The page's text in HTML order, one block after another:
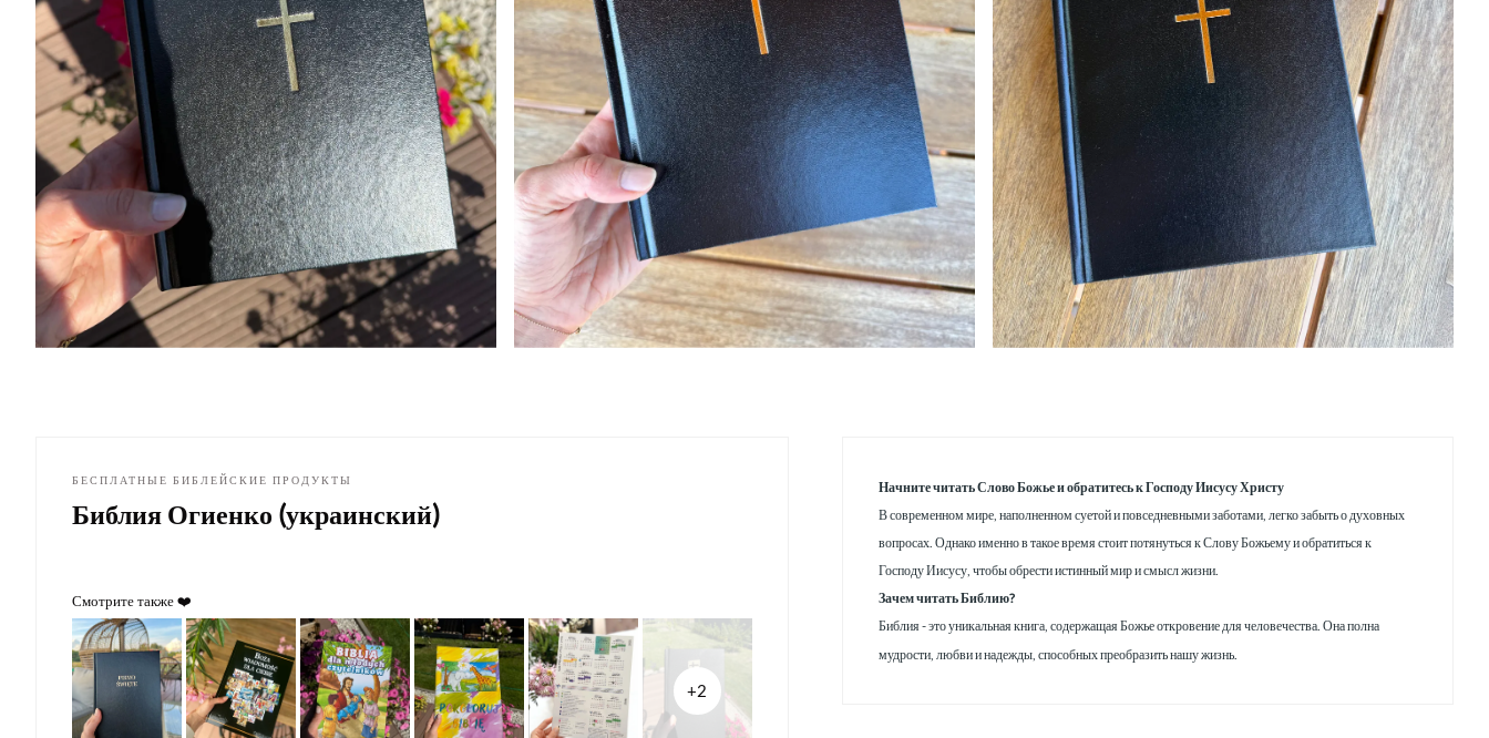
БЕСПЛАТНЫЕ БИБЛЕЙСКИЕ ПРОДУКТЫ
Библия Огиенко (украинский)
Смотрите также ❤️
+2
Начните читать Слово Божье и обратитесь к Господу Иисусу Христу
В современном мире, наполненном суетой и повседневными заботами, легко забыть о духовных
вопросах. Однако именно в такое время стоит потянуться к Слову Божьему и обратиться к
Господу Иисусу, чтобы обрести истинный мир и смысл жизни.
Зачем читать Библию?
Библия - это уникальная книга, содержащая Божье откровение для человечества. Она полна
мудрости, любви и надежды, способных преобразить нашу жизнь.